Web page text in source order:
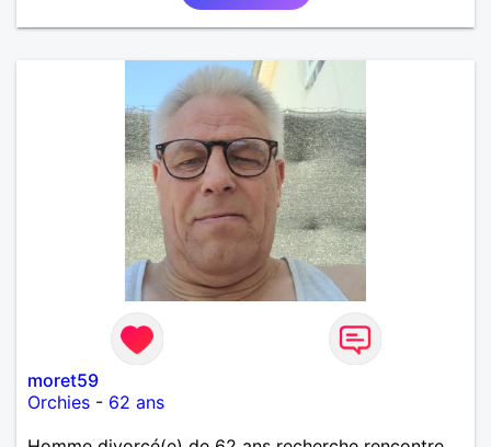
moret59
Orchies - 62 ans